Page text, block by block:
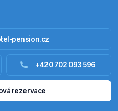
pension.cz
+420 702 093 596
rezervace